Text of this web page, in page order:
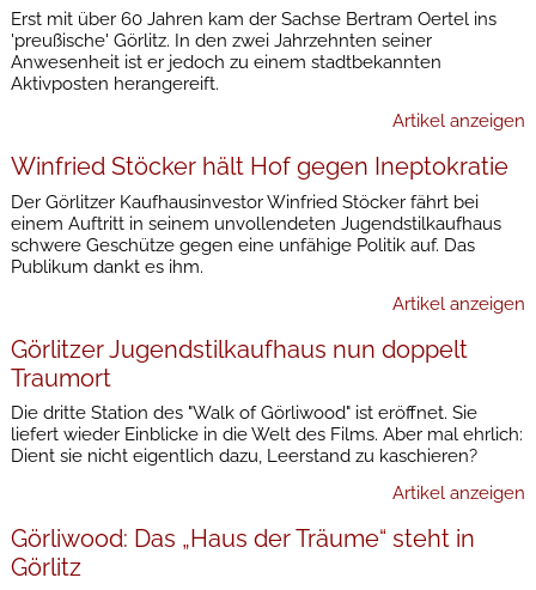
Erst mit über 60 Jahren kam der Sachse Bertram Oertel ins
'preußische' Görlitz. In den zwei Jahrzehnten seiner
Anwesenheit ist er jedoch zu einem stadtbekannten
Aktivposten herangereift.
Artikel anzeigen
Winfried Stöcker hält Hof gegen Ineptokratie
Der Görlitzer Kaufhausinvestor Winfried Stöcker fährt bei
einem Auftritt in seinem unvollendeten Jugendstilkaufhaus
schwere Geschütze gegen eine unfähige Politik auf. Das
Publikum dankt es ihm.
Artikel anzeigen
Görlitzer Jugendstilkaufhaus nun doppelt
Traumort
Die dritte Station des "Walk of Görliwood" ist eröffnet. Sie
liefert wieder Einblicke in die Welt des Films. Aber mal ehrlich:
Dient sie nicht eigentlich dazu, Leerstand zu kaschieren?
Artikel anzeigen
Görliwood: Das „Haus der Träume“ steht in
Görlitz